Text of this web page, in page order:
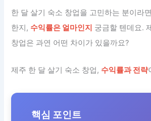
한 달 살기 숙소 창업을 고민하는 분이라면
한지, 수익률은 얼마인지 궁금할 텐데요.
창업은 과연 어떤 차이가 있을까요?
제주 한 달 살기 숙소 창업, 수익률과 전략
핵심 포인트